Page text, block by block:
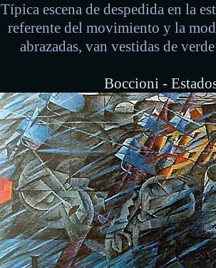
Típica escena de despedida en la
referente del movimiento y la
abrazadas, van vestidas de
Boccioni -